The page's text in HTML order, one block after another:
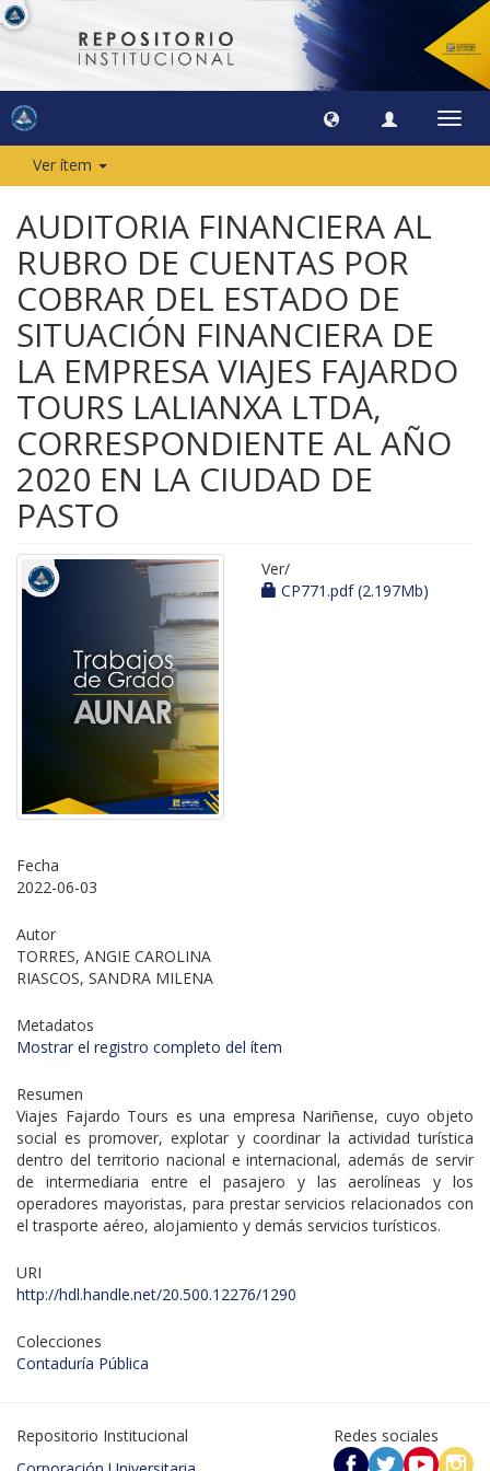
Ver ítem
AUDITORIA FINANCIERA AL
RUBRO DE CUENTAS POR
COBRAR DEL ESTADO DE
SITUACIÓN FINANCIERA DE
LA EMPRESA VIAJES FAJARDO
TOURS LALIANXA LTDA,
CORRESPONDIENTE AL AÑO
2020 EN LA CIUDAD DE
PASTO
Ver/
CP771.pdf (2.197Mb)
Fecha
2022-06-03
Autor
TORRES, ANGIE CAROLINA
RIASCOS, SANDRA MILENA
Metadatos
Mostrar el registro completo del ítem
Resumen
Viajes Fajardo Tours es una empresa Nariñense, cuyo objeto
social es promover, explotar y coordinar la actividad turística
dentro del territorio nacional e internacional, además de servir
de intermediaria entre el pasajero y las aerolíneas y los
operadores mayoristas, para prestar servicios relacionados con
el trasporte aéreo, alojamiento y demás servicios turísticos.
URI
http://hdl.handle.net/20.500.12276/1290
Colecciones
Contaduría Pública
Repositorio Institucional
Redes sociales